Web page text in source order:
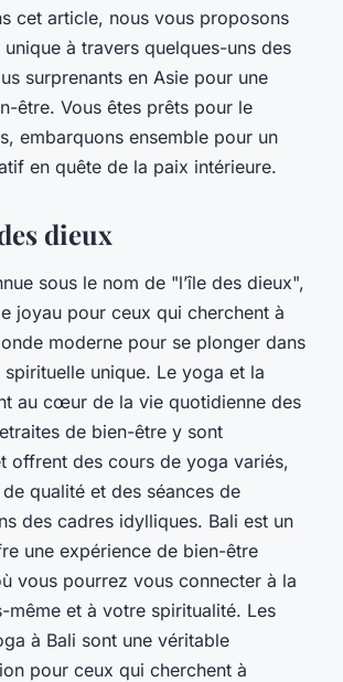
cet article, nous vous proposons
unique à travers quelques-uns des
surprenants en Asie pour une
être. Vous êtes prêts pour le
embarquons ensemble pour un
en quête de la paix intérieure.
dieux
sous le nom de "l’île des dieux",
joyau pour ceux qui cherchent à
moderne pour se plonger dans
spirituelle unique. Le yoga et la
au cœur de la vie quotidienne des
de bien-être y sont
offrent des cours de yoga variés,
qualité et des séances de
des cadres idylliques. Bali est un
une expérience de bien-être
vous pourrez vous connecter à la
même et à votre spiritualité. Les
à Bali sont une véritable
pour ceux qui cherchent à